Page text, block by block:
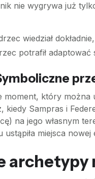
nie wygrywa już
wiedział
potrafił
moment, który
kiedy Sampras i
na jego własnym
ustąpiła miejsca
archetypy